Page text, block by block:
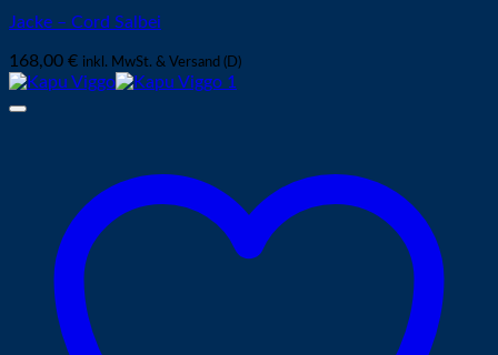
Jacke – Cord Salbei
168,00 € inkl. MwSt. & Versand (D)